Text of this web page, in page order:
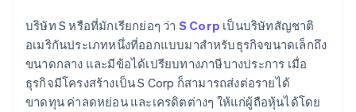
การซื้อหุ้นของผู้ก่อตั้งแบบไร้เงินสด
การยื่นเอกสารการเลือกสถานะภาษี 83(b) อัตโนมัติ
เอกสารทางกฎหมายของบริษัทระดับโลก
บริษัท S หรือที่มักเรียกย่อๆ ว่า S Corp เป็นบริษัทสัญชาติ
อเมริกันประเภทหนึ่งที่ออกแบบมาสำหรับธุรกิจขนาดเล็กถึง
ขนาดกลาง และมีข้อได้เปรียบทางภาษีบางประการ เมื่อ
ธุรกิจมีโครงสร้างเป็น S Corp ก็สามารถส่งต่อรายได้
ขาดทุน ค่าลดหย่อน และเครดิตต่างๆ ให้แก่ผู้ถือหุ้นได้โดย